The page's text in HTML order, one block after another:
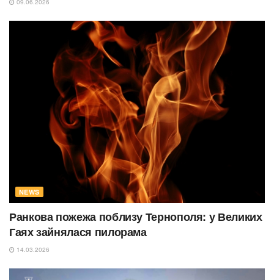
NEWS
Ранкова пожежа поблизу Тернополя: у Великих
Гаях зайнялася пилорама
14.03.2026